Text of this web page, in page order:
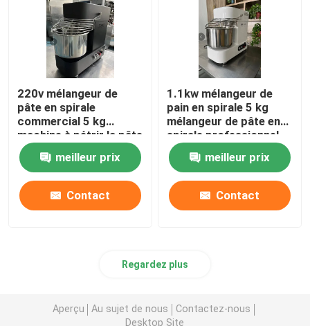
Congélateur droit commercial
Trancheuse à pain
plateau de cuisson en aluminium
220v mélangeur de
pâte en spirale
commercial 5 kg
machine à pétrir la pâte
Noir
meilleur prix
Contact
1.1kw mélangeur de
pain en spirale 5 kg
mélangeur de pâte en
spirale professionnel
pour la maison
meilleur prix
Contact
Regardez plus
Aperçu Au sujet de nous
Contactez-nous
Desktop Site